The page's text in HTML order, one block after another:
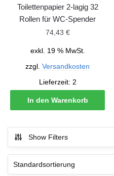
Toilettenpapier 2-lagig 32
Rollen für WC-Spender
74,43 €
exkl. 19 % MwSt.
zzgl.Versandkosten
Lieferzeit: 2
In den Warenkorb
Show Filters